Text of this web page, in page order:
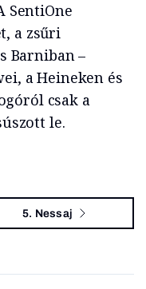
SentiOne
a zsűri
Barniban –
a Heineken és
csak a
le.
5. Nessaj